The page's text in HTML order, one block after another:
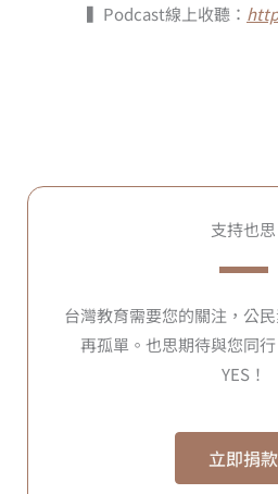
▍Podcast線上收聽：
支持也思
台灣教育需要您的關注，公
再孤單。也思期待與您同
YES！
立即捐款